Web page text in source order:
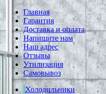
Главная
Гарантия
Доставка и оплата
Напишите нам
Наш адрес
Отзывы
Утилизация
Самовывоз
Холодильники